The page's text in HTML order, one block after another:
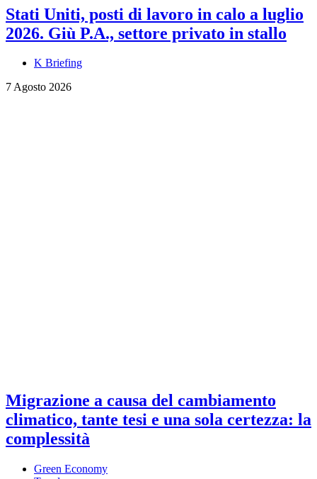
Stati Uniti, posti di lavoro in calo a luglio
2026. Giù P.A., settore privato in stallo
K Briefing
7 Agosto 2026
Migrazione a causa del cambiamento
climatico, tante tesi e una sola certezza: la
complessità
Green Economy